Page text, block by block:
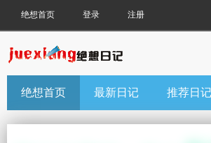
绝想首页 登录 注册
绝想首页 最新日记 推荐日记